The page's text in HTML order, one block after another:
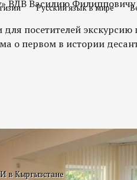
Русский язык в мире
в Кыргызстане
ВДВ Василию
посетителей экскурсию
о первом в истории